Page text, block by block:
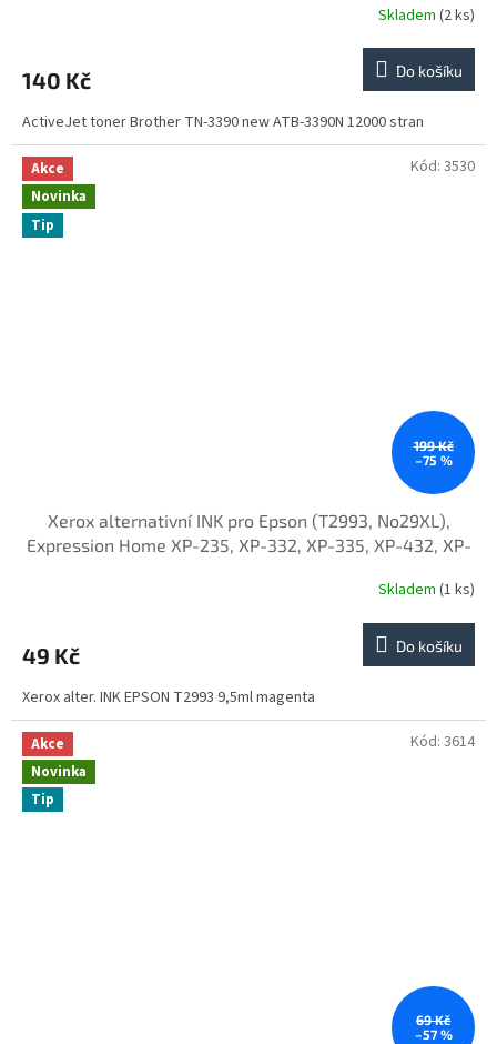
Skladem (2 ks)
140 Kč Do košíku
ActiveJet toner Brother TN-3390 new ATB-3390N 12000 stran
Akce
Novinka
Tip
199 Kč
–75 %
Xerox alternativní INK pro Epson (T2993, No29XL),
Expression Home XP-235, XP-332, XP-335, XP-432, XP-
Skladem (1 ks)
49 Kč Do košíku
Xerox alter. INK EPSON T2993 9,5ml magenta
Kód: 3530
Akce
Novinka
Tip
69 Kč
–57 %
Kód: 3614